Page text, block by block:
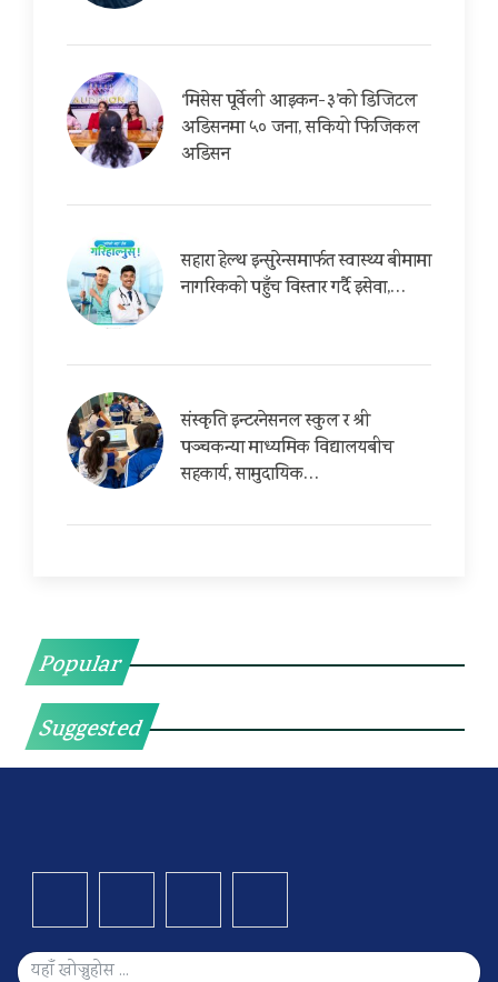
‘मिसेस पूर्वेली आइकन-३’को डिजिटल
अडिसनमा ५० जना, सकियो फिजिकल
अडिसन
सहारा हेल्थ इन्सुरेन्समार्फत स्वास्थ्य बीमामा
नागरिकको पहुँच विस्तार गर्दै इसेवा,…
संस्कृति इन्टरनेसनल स्कुल र श्री
पञ्चकन्या माध्यमिक विद्यालयबीच
सहकार्य, सामुदायिक…
Popular
Suggested